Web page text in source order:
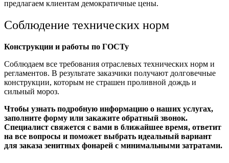
предлагаем клиентам демократичные цены.
Соблюдение технических норм
Конструкции и работы по ГОСТу
Соблюдаем все требования отраслевых технических норм и
регламентов. В результате заказчики получают долговечные
конструкции, которым не страшен проливной дождь и
сильный мороз.
Чтобы узнать подробную информацию о наших услугах,
заполните форму или закажите обратный звонок.
Специалист свяжется с вами в ближайшее время, ответит
на все вопросы и поможет выбрать идеальный вариант
для заказа зенитных фонарей с минимальными затратами.